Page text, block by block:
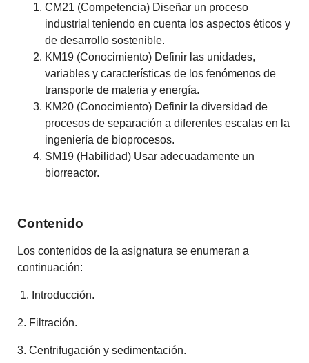
CM21 (Competencia) Diseñar un proceso
industrial teniendo en cuenta los aspectos éticos y
de desarrollo sostenible.
KM19 (Conocimiento) Definir las unidades,
variables y características de los fenómenos de
transporte de materia y energía.
KM20 (Conocimiento) Definir la diversidad de
procesos de separación a diferentes escalas en la
ingeniería de bioprocesos.
SM19 (Habilidad) Usar adecuadamente un
biorreactor.
Contenido
Los contenidos de la asignatura se enumeran a
continuación:
1. Introducción.
2. Filtración.
3. Centrifugación y sedimentación.